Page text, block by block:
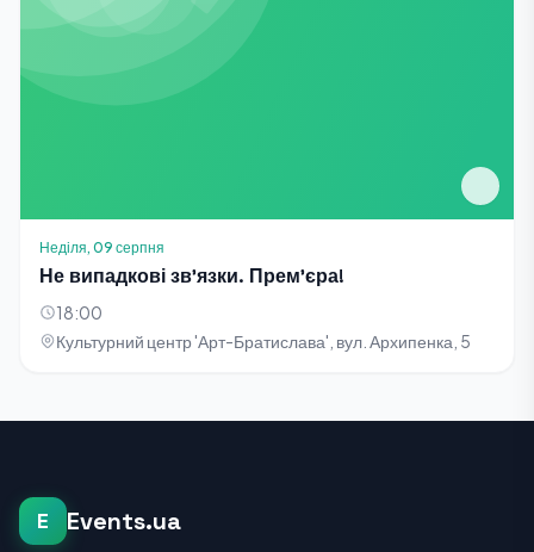
Неділя, 09 серпня
Не випадкові зв'язки. Прем'єра!
18:00
Культурний центр 'Арт-Братислава', вул. Архипенка, 5
E Events.ua